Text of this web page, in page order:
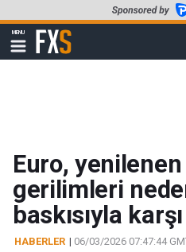
to
main
content
MENU
Show
navigation
FXStreet
Euro,
gerilimleri
baskısıyla
HABERLER | 06/03/2026 07:47:44